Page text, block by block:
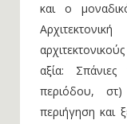
και ο
αξία: Σπάνιες
περιόδου, στ)
περιήγηση και